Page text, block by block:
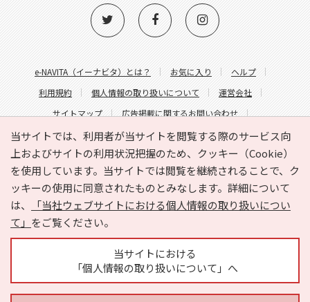
当サイトでは、利用者が当サイトを閲覧する際のサービス向
上およびサイトの利用状況把握のため、クッキー（Cookie）
を使用しています。当サイトでは閲覧を継続されることで、ク
ッキーの使用に同意されたものとみなします。詳細について
は、
「当社ウェブサイトにおける個人情報の取り扱いについ
て」 をご覧ください。
当サイトにおける
「個人情報の取り扱いについて」へ
e-NAVITA（イーナビタ）とは？ お気に入り
ヘルプ
利用規約
個人情報の取り扱いについて
運営会社
サイトマップ
広告掲載に関するお問い合わせ
サイトの内容に関するお問い合わせ
Copyright © HYOJITO.Co.,Ltd. All Rights Reserved.